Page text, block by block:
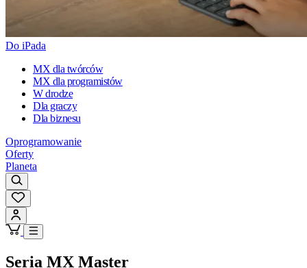
Do iPada
MX dla twórców
MX dla programistów
W drodze
Dla graczy
Dla biznesu
Oprogramowanie
Oferty
Planeta
Seria MX Master